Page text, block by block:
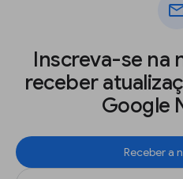
Inscreva-se na
receber
Google
Receber a